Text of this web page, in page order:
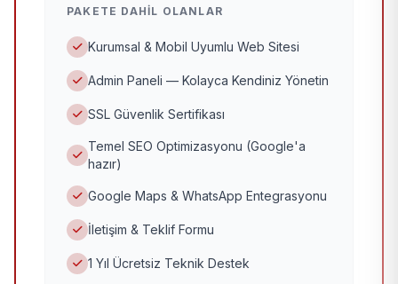
PAKETE DAHIL OLANLAR
Kurumsal & Mobil Uyumlu Web Sitesi
Admin Paneli — Kolayca Kendiniz Yönetin
SSL Güvenlik Sertifikası
Temel SEO Optimizasyonu (Google'a
hazır)
Google Maps & WhatsApp Entegrasyonu
İletişim & Teklif Formu
1 Yıl Ücretsiz Teknik Destek